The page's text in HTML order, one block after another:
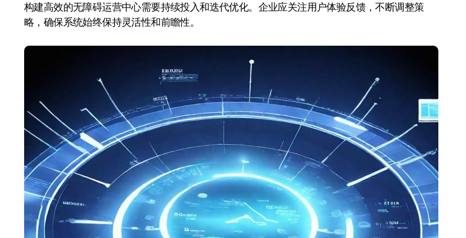
构建高效的无障碍运营中心需要持续投入和迭代优化。企业应关注用户体验反馈，不断调整策
略，确保系统始终保持灵活性和前瞻性。